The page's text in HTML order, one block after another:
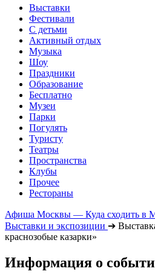
Выставки
Фестивали
С детьми
Активный отдых
Музыка
Шоу
Праздники
Образование
Бесплатно
Музеи
Парки
Погулять
Туристу
Театры
Пространства
Клубы
Прочее
Рестораны
Афиша Москвы — Куда сходить в
Выставки и экспозиции ➔
краснозобые казарки»
Информация о